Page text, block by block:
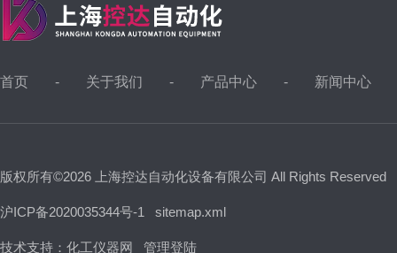
首页 关于我们 产品中心 新闻中心
版权所有©2026 上海控达自动化设备有限公司 All Rights Reserved
沪ICP备2020035344号-1 sitemap.xml
技术支持： 化工仪器网 管理登陆